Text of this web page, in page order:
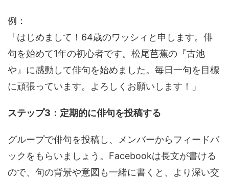
例：
「はじめまして！64歳のワッシィと申します。俳
句を始めて1年の初心者です。松尾芭蕉の『古池
や』に感動して俳句を始めました。毎日一句を目標
に頑張っています。よろしくお願いします！」
ステップ3：定期的に俳句を投稿する
グループで俳句を投稿し、メンバーからフィードバ
ックをもらいましょう。Facebookは長文が書ける
ので、句の背景や意図も一緒に書くと、より深い交